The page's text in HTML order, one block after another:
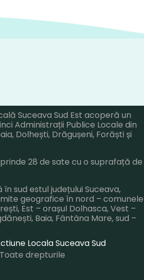
Suceava Sud Est acoperă un
Administrații Publice Locale din
Dolhești, Drăgușeni, Forăști și
28 de sate cu o suprafață de
sud estul județului Suceava,
geografice în nord – comunele
Est – orașul Dolhasca, Vest –
Baia, Fântâna Mare, sud –
Locala Suceava Sud
drepturile